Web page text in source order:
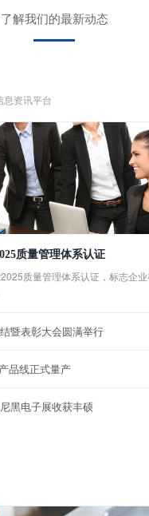
了解我们的最新动态
息资讯平台
质量管理体系认证
质量管理体系认证，标志企
暨表彰大会圆满举行
品线正式量产
黑电子展收获丰硕